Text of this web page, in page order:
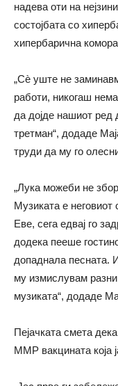
надева оти на
состојбата со
хипербарична
„Сѐ уште не
работи, никогаш
да дојде нашиот ред
третман“, додаде
труди да му го
„Лука можеби не
Музиката е неговиот
Еве, сега едвај го
додека пееше
допаднала песната.
му измислувам
музиката“, додаде
Пејачката смета
ММР вакцината која